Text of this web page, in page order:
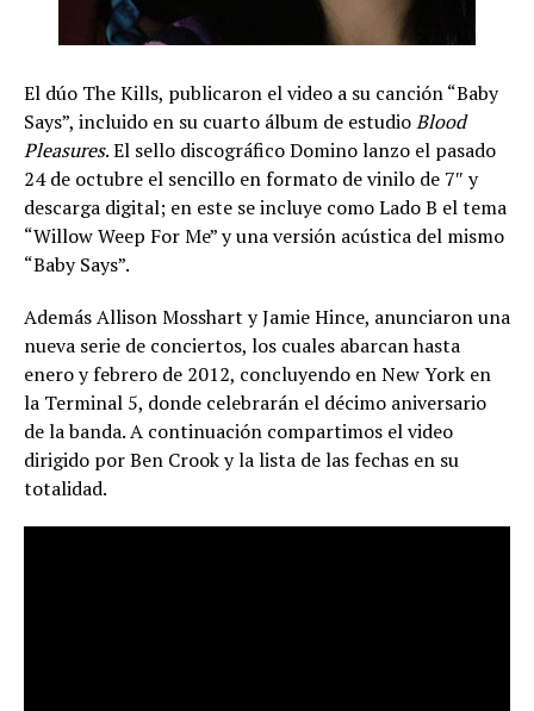
El dúo The Kills, publicaron el video a su canción “Baby
Says”, incluido en su cuarto álbum de estudioBlood
Pleasures. El sello discográfico Domino lanzo el pasado
24 de octubre el sencillo en formato de vinilo de 7″ y
descarga digital; en este se incluye como Lado B el tema
“Willow Weep For Me” y una versión acústica del mismo
“Baby Says”.
Además Allison Mosshart y Jamie Hince, anunciaron una
nueva serie de conciertos, los cuales abarcan hasta
enero y febrero de 2012, concluyendo en New York en
la Terminal 5, donde celebrarán el décimo aniversario
de la banda. A continuación compartimos el video
dirigido por Ben Crook y la lista de las fechas en su
totalidad.